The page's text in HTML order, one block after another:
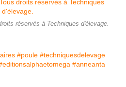
réservés à Techniques d'élevage.
#poule #techniquesdelevage
#anneanta